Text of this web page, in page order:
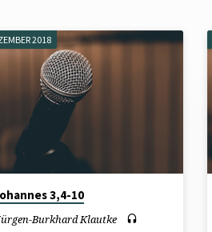
2018
3,4-10
Burkhard Klautke